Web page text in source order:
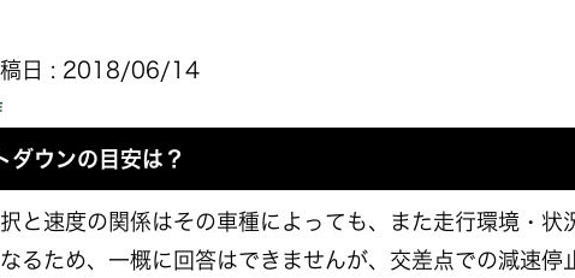
稿日 : 2018/06/14
ダウンの目安は？
と速度の関係はその車種によっても、また走行環境・状
るため、一概に回答はできませんが、交差点での減速停